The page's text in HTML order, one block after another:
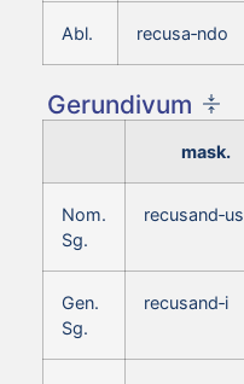
Abl. recusa‑ndo
Gerundivum
mask.
Nom.
Sg.
recusand‑us
Gen.
Sg.
recusand‑i